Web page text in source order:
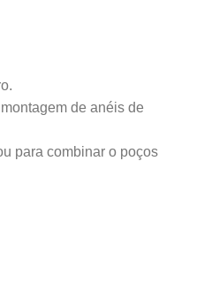
de anéis de
para combinar o poços